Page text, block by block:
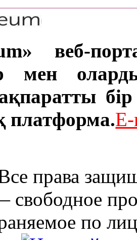
веб-
мен
бір
платформа.
права
свободное
по